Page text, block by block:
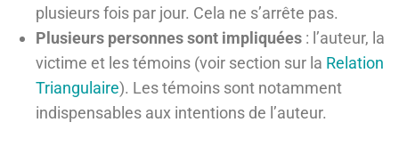
plusieurs fois par jour. Cela ne s’arrête pas.
Plusieurs personnes sont impliquées : l’auteur, la
victime et les témoins (voir section sur la Relation
Triangulaire). Les témoins sont notamment
indispensables aux intentions de l’auteur.